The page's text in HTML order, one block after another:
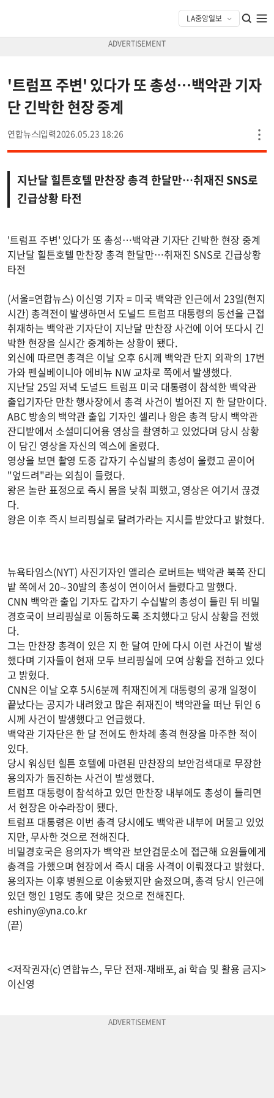
'트럼프 주변' 있다가 또 총성…백악관 기자
단 긴박한 현장 중계
연합뉴스 2026.05.23 18:26
지난달 힐튼호텔 만찬장 총격 한달만…취재진 SNS로
긴급상황 타전
'트럼프 주변' 있다가 또 총성…백악관 기자단 긴박한 현장 중계
지난달 힐튼호텔 만찬장 총격 한달만…취재진 SNS로 긴급상황
타전
(서울=연합뉴스) 이신영 기자 = 미국 백악관 인근에서 23일(현지
시간) 총격전이 발생하면서 도널드 트럼프 대통령의 동선을 근접
취재하는 백악관 기자단이 지난달 만찬장 사건에 이어 또다시 긴
박한 현장을 실시간 중계하는 상황이 됐다.
외신에 따르면 총격은 이날 오후 6시께 백악관 단지 외곽의 17번
가와 펜실베이니아 에비뉴 NW 교차로 쪽에서 발생했다.
지난달 25일 저녁 도널드 트럼프 미국 대통령이 참석한 백악관
출입기자단 만찬 행사장에서 총격 사건이 벌어진 지 한 달만이다.
ABC 방송의 백악관 출입 기자인 셀리나 왕은 총격 당시 백악관
잔디밭에서 소셜미디어용 영상을 촬영하고 있었다며 당시 상황
이 담긴 영상을 자신의 엑스에 올렸다.
영상을 보면 촬영 도중 갑자기 수십발의 총성이 울렸고 곧이어
"엎드려"라는 외침이 들렸다.
왕은 놀란 표정으로 즉시 몸을 낮춰 피했고, 영상은 여기서 끊겼
다.
왕은 이후 즉시 브리핑실로 달려가라는 지시를 받았다고 밝혔다.
뉴욕타임스(NYT) 사진기자인 앨리슨 로버트는 백악관 북쪽 잔디
밭 쪽에서 20∼30발의 총성이 연이어서 들렸다고 말했다.
CNN 백악관 출입 기자도 갑자기 수십발의 총성이 들린 뒤 비밀
경호국이 브리핑실로 이동하도록 조치했다고 당시 상황을 전했
다.
그는 만찬장 총격이 있은 지 한 달여 만에 다시 이런 사건이 발생
했다며 기자들이 현재 모두 브리핑실에 모여 상황을 전하고 있다
고 밝혔다.
CNN은 이날 오후 5시6분께 취재진에게 대통령의 공개 일정이
끝났다는 공지가 내려왔고 많은 취재진이 백악관을 떠난 뒤인 6
시께 사건이 발생했다고 언급했다.
백악관 기자단은 한 달 전에도 한차례 총격 현장을 마주한 적이
있다.
당시 워싱턴 힐튼 호텔에 마련된 만찬장의 보안검색대로 무장한
용의자가 돌진하는 사건이 발생했다.
트럼프 대통령이 참석하고 있던 만찬장 내부에도 총성이 들리면
서 현장은 아수라장이 됐다.
트럼프 대통령은 이번 총격 당시에도 백악관 내부에 머물고 있었
지만, 무사한 것으로 전해진다.
비밀경호국은 용의자가 백악관 보안검문소에 접근해 요원들에게
총격을 가했으며 현장에서 즉시 대응 사격이 이뤄졌다고 밝혔다.
용의자는 이후 병원으로 이송됐지만 숨졌으며, 총격 당시 인근에
있던 행인 1명도 총에 맞은 것으로 전해진다.
eshiny@yna.co.kr
(끝)
<저작권자(c) 연합뉴스, 무단 전재-재배포, ai 학습 및 활용 금지>
이신영